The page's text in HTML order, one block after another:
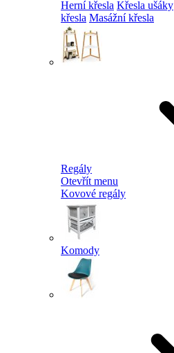
Herní křesla Křesla ušáky
křesla Masážní křesla
Regály
Otevřít menu
Kovové regály
Komody